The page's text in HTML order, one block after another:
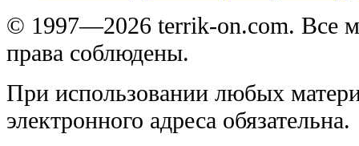
© 1997—2026 terrik-on.com. Все
права соблюдены.
При использовании любых
электронного адреса обязательна.